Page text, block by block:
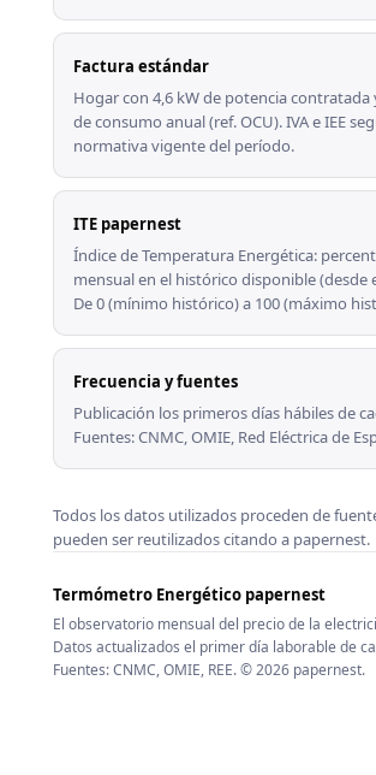
Factura estándar
Hogar con 4,6 kW de potencia contratada
de consumo anual (ref. OCU). IVA e IEE
normativa vigente del período.
ITE papernest
Índice de Temperatura Energética:
mensual en el histórico disponible (desde
De 0 (mínimo histórico) a 100 (máximo
Frecuencia y fuentes
Publicación los primeros días hábiles de
Fuentes: CNMC, OMIE, Red Eléctrica de
Todos los datos utilizados proceden de
pueden ser reutilizados citando a papernest.
Termómetro Energético papernest
El observatorio mensual del precio de la
Datos actualizados el primer día laborable de
Fuentes: CNMC, OMIE, REE. © 2026 papernest.